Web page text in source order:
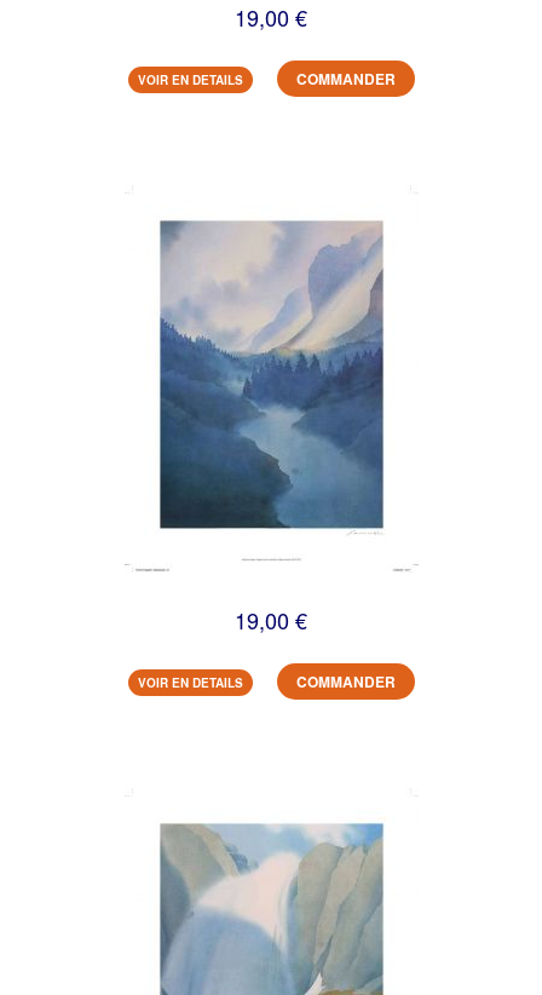
19,00 €
VOIR EN DETAILS COMMANDER
19,00 €
VOIR EN DETAILS COMMANDER